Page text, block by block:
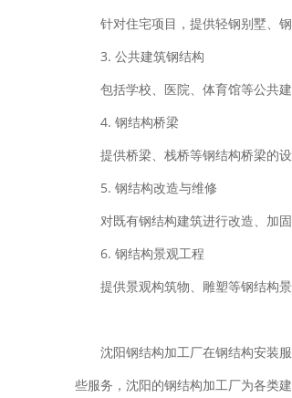
针对住宅项目，提供轻钢别墅、
3. 公共建筑钢结构
包括学校、医院、体育馆等公共
4. 钢结构桥梁
提供桥梁、栈桥等钢结构桥梁的设
5. 钢结构改造与维修
对既有钢结构建筑进行改造、加固
6. 钢结构景观工程
提供景观构筑物、雕塑等钢结构
沈阳钢结构加工厂在钢结构安装
些服务，沈阳的钢结构加工厂为各类